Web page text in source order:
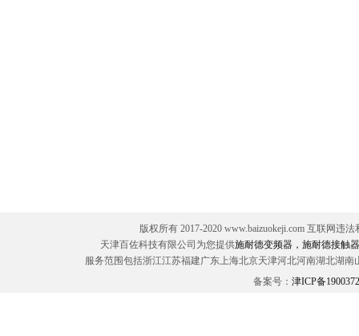
版权所有 2017-2020 www.baizuokeji.com 互联网违
天津百佐科技有限公司为您提供施耐德变频器，施耐德接触
服务范围包括浙江江苏福建广东上海北京天津河北河南湖北湖
备案号： 津ICP备